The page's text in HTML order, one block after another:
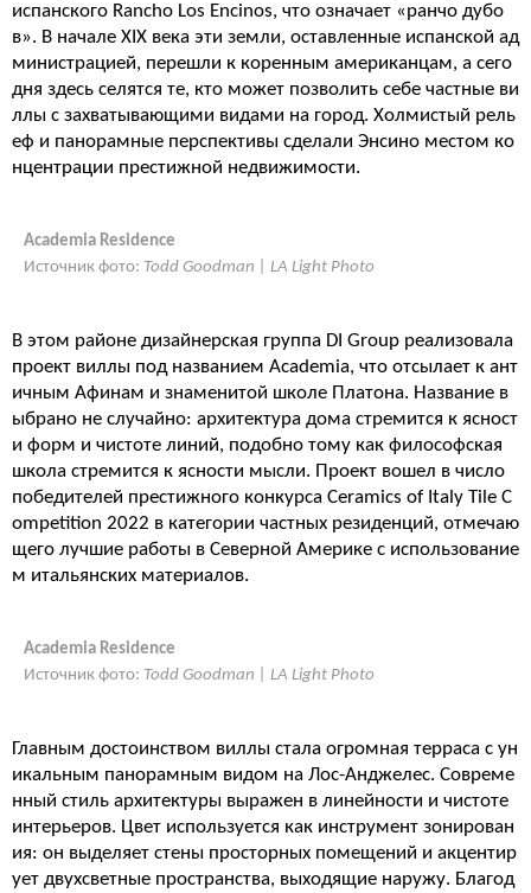
испанского Rancho Los Encinos, что означает «ранчо дубо
в». В начале XIX века эти земли, оставленные испанской ад
министрацией, перешли к коренным американцам, а сего
дня здесь селятся те, кто может позволить себе частные ви
ллы с захватывающими видами на город. Холмистый рель
еф и панорамные перспективы сделали Энсино местом ко
нцентрации престижной недвижимости.
Academia Residence
Источник фото: Todd Goodman | LA Light Photo
В этом районе дизайнерская группа DI Group реализовала
проект виллы под названием Academia, что отсылает к ант
ичным Афинам и знаменитой школе Платона. Название в
ыбрано не случайно: архитектура дома стремится к ясност
и форм и чистоте линий, подобно тому как философская
школа стремится к ясности мысли. Проект вошел в число
победителей престижного конкурса Ceramics of Italy Tile C
ompetition 2022 в категории частных резиденций, отмечаю
щего лучшие работы в Северной Америке с использование
м итальянских материалов.
Academia Residence
Источник фото: Todd Goodman | LA Light Photo
Главным достоинством виллы стала огромная терраса с ун
икальным панорамным видом на Лос-Анджелес. Совреме
нный стиль архитектуры выражен в линейности и чистоте
интерьеров. Цвет используется как инструмент зонирован
ия: он выделяет стены просторных помещений и акцентир
ует двухсветные пространства, выходящие наружу. Благод